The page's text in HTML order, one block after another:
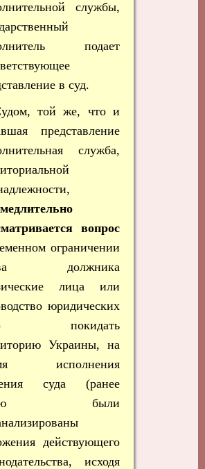
службы,
подает
в суд.
той же, что и
представление
служба,
вопрос
ограничении
должника
лица или
юридических
покидать
Украины, на
исполнения
суда (ранее
были
действующего
исходя